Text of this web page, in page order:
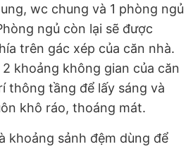
wc chung và 1 phòng ngủ
ngủ còn lại sẽ được
trên gác xép của căn nhà.
khoảng không gian của căn
thông tầng để lấy sáng và
khô ráo, thoáng mát.
khoảng sảnh đệm dùng để